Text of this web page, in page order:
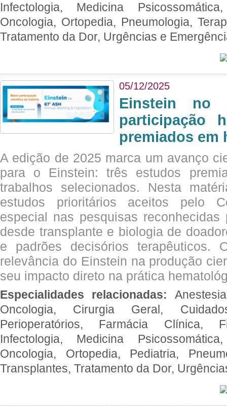
Infectologia, Medicina
Oncologia, Ortopedia, Pneumologia,
Tratamento da Dor, Urgências e
05/12/2025
Einstein no
participação
premiados em
A edição de 2025 marca um avanço
para o Einstein: três estudos
trabalhos selecionados. Nesta
estudos prioritários aceitos pelo
especial nas pesquisas
desde transplante e biologia de
e padrões decisórios terapêuticos.
relevância do Einstein na produção
seu impacto direto na prática
Especialidades relacionadas:
Oncologia, Cirurgia Geral,
Perioperatórios, Farmácia Clínica,
Infectologia, Medicina
Oncologia, Ortopedia, Pediatria,
Transplantes, Tratamento da Dor,